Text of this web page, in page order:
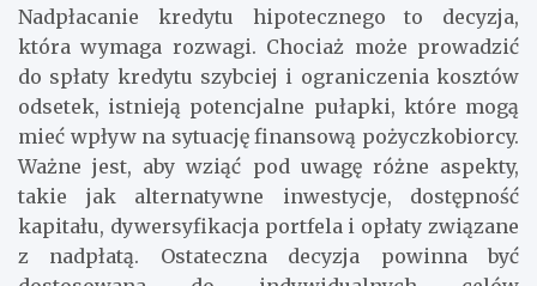
swojego kredytodawcy w tej sprawie.
Nadpłacanie kredytu hipotecznego to decyzja,
która wymaga rozwagi. Chociaż może prowadzić
do spłaty kredytu szybciej i ograniczenia kosztów
odsetek, istnieją potencjalne pułapki, które mogą
mieć wpływ na sytuację finansową pożyczkobiorcy.
Ważne jest, aby wziąć pod uwagę różne aspekty,
takie jak alternatywne inwestycje, dostępność
kapitału, dywersyfikacja portfela i opłaty związane